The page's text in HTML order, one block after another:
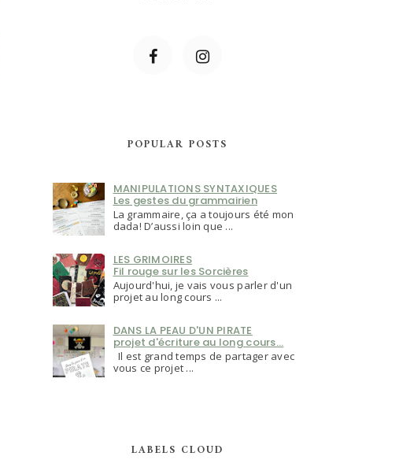
POPULAR POSTS
MANIPULATIONS SYNTAXIQUES
Les gestes du grammairien
La grammaire, ça a toujours été mon
dada! D’aussi loin que ...
LES GRIMOIRES
Fil rouge sur les Sorcières
Aujourd'hui, je vais vous parler d'un
projet au long cours ...
DANS LA PEAU D'UN PIRATE
projet d'écriture au long cours...
Il est grand temps de partager avec
vous ce projet ...
LABELS CLOUD